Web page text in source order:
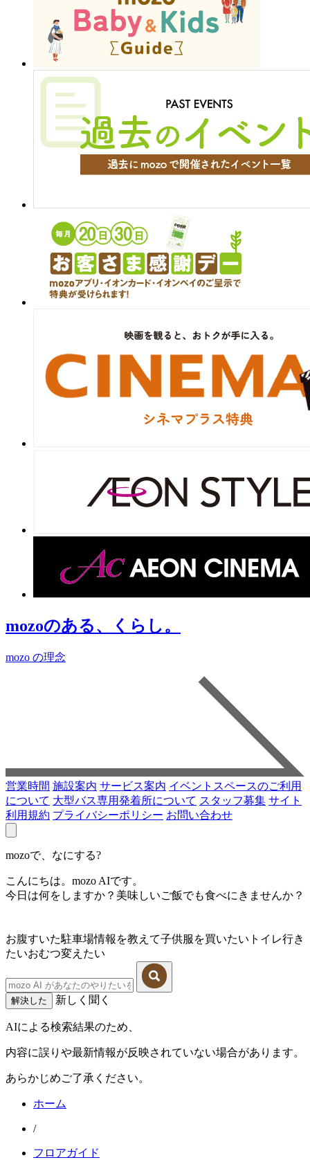
mozoのある、くらし。
mozo の理念
営業時間 施設案内 サービス案内 イベントスペースのご利用
について 大型バス専用発着所について スタッフ募集 サイト
利用規約 プライバシーポリシー お問い合わせ
mozoで、なにする?
こんにちは。mozo AIです。
今日は何をしますか？美味しいご飯でも食べにきませんか？
お腹すいた駐車場情報を教えて子供服を買いたい トイレ行き
たいおむつ変えたい
解決した 新しく聞く
AIによる検索結果のため、
内容に誤りや最新情報が反映されていない場合があります。
あらかじめご了承ください。
ホーム
/
フロアガイド